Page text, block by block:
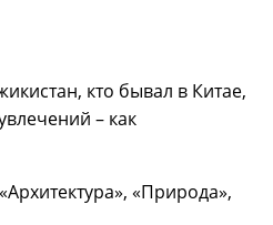
кто бывал в Китае,
– как
«Природа»,